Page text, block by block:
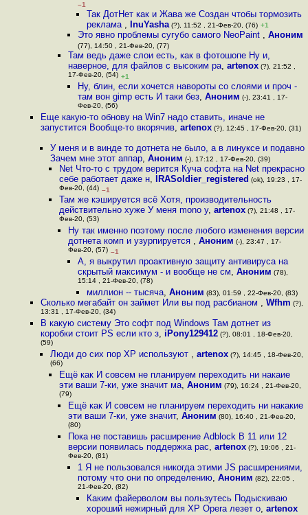
–1
Так ДотНет как и Жава же Создан чтобы тормозить
реклама , InuYasha(?), 11:52 , 21-Фев-20, (76) +1
Это явно проблемы сугубо самого NeoPaint , Аноним
(77), 14:50 , 21-Фев-20, (77)
Там ведь даже слои есть, как в фотошопе Ну и,
наверное, для файлов с высоким ра,artenox (?), 21:52 ,
17-Фев-20, (54) +1
Ну, блин, если хочется навороты со слоями и проч -
там вон gimp есть И таки без, Аноним (-), 23:41 , 17-
Фев-20, (56)
Еще какую-то обнову на Win7 надо ставить, иначе не
запустится Вообще-то вкорячив,artenox (?), 12:45 , 17-Фев-20, (31)
У меня и в винде то дотнета не было, а в линуксе и подавно
Зачем мне этот аппар, Аноним (-), 17:12 , 17-Фев-20, (39)
Net Что-то с трудом верится Куча софта на Net прекрасно
себе работает даже н, IRASoldier_registered (ok), 19:23 , 17-
Фев-20, (44) –1
Там же кэшируется всё Хотя, производительность
действительно хуже У меня mono у, artenox(?), 21:48 , 17-
Фев-20, (53)
Ну так именно поэтому после любого изменения версии
дотнета комп и узурпируется ,Аноним (-), 23:47 , 17-
Фев-20, (57) –1
А, я выкрутил проактивную защиту антивируса на
скрытый максимум - и вообще не см, Аноним (78),
15:14 , 21-Фев-20, (78)
миллион -- тысяча, Аноним (83), 01:59 , 22-Фев-20, (83)
Сколько мегабайт он займет Или вы под расбианом ,Wfhm (?),
13:31 , 17-Фев-20, (34)
В какую систему Это софт под Windows Там дотнет из
коробки стоит PS если кто з, iPony129412 (?), 08:01 , 18-Фев-20,
(59)
Люди до сих пор XP используют , artenox(?), 14:45 , 18-Фев-20,
(66)
Ещё как И совсем не планируем переходить ни накаие
эти ваши 7-ки, уже значит ма, Аноним (79), 16:24 , 21-Фев-20,
(79)
Ещё как И совсем не планируем переходить ни накакие
эти ваши 7-ки, уже значит,Аноним (80), 16:40 , 21-Фев-20,
(80)
Пока не поставишь расширение Adblock В 11 или 12
версии появилась поддержка рас,artenox (?), 19:06 , 21-
Фев-20, (81)
1 Я не пользовался никогда этими JS расширениями,
потому что они по определению, Аноним (82), 22:05 ,
21-Фев-20, (82)
Каким файерволом вы пользутесь Подыскиваю
хороший нежирный для XP Opera лезет о, artenox